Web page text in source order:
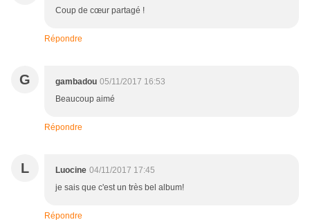
Coup de cœur partagé !
Répondre
G gambadou 05/11/2017 16:53
Beaucoup aimé
Répondre
L Luocine 04/11/2017 17:45
je sais que c'est un très bel album!
Répondre